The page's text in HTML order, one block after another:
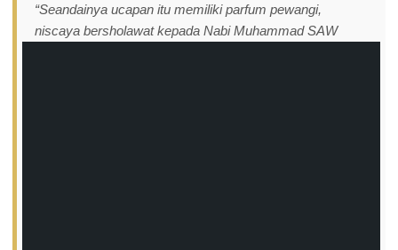
“Seandainya ucapan itu memiliki parfum pewangi,
niscaya bersholawat kepada Nabi Muhammad SAW